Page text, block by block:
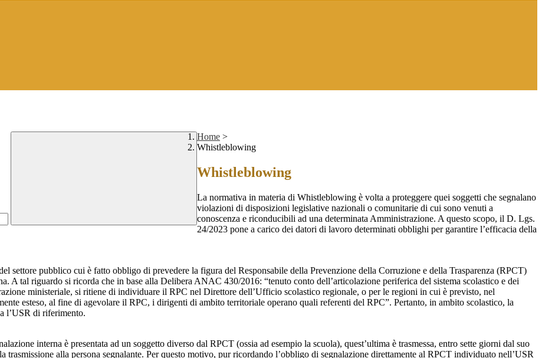
Home >
Whistleblowing
Whistleblowing
La normativa in materia di Whistleblowing è volta a proteggere quei soggetti che segnalano
violazioni di disposizioni legislative nazionali o comunitarie di cui sono venuti a
conoscenza e riconducibili ad una determinata Amministrazione. A questo scopo, il D. Lgs.
24/2023 pone a carico dei datori di lavoro determinati obblighi per garantire l’efficacia della
settore pubblico cui è fatto obbligo di prevedere la figura del Responsabile della Prevenzione della Corruzione e della Trasparenza (RPCT)
A tal riguardo si ricorda che in base alla Delibera ANAC 430/2016: “tenuto conto dell’articolazione periferica del sistema scolastico e dei
ministeriale, si ritiene di individuare il RPC nel Direttore dell’Ufficio scolastico regionale, o per le regioni in cui è previsto, nel
esteso, al fine di agevolare il RPC, i dirigenti di ambito territoriale operano quali referenti del RPC”. Pertanto, in ambito scolastico, la
l’USR di riferimento.
interna è presentata ad un soggetto diverso dal RPCT (ossia ad esempio la scuola), quest’ultima è trasmessa, entro sette giorni dal suo
trasmissione alla persona segnalante. Per questo motivo, pur ricordando l’obbligo di segnalazione direttamente al RPCT individuato nell’USR